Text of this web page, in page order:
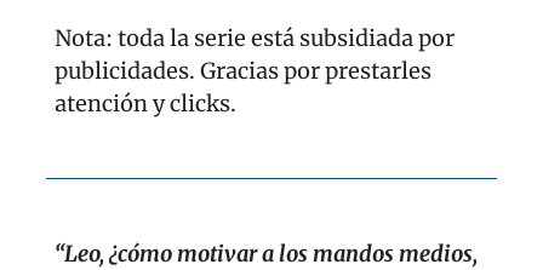
Nota: toda la serie está subsidiada por
publicidades. Gracias por prestarles
atención y clicks.
“Leo, ¿cómo motivar a los mandos medios,